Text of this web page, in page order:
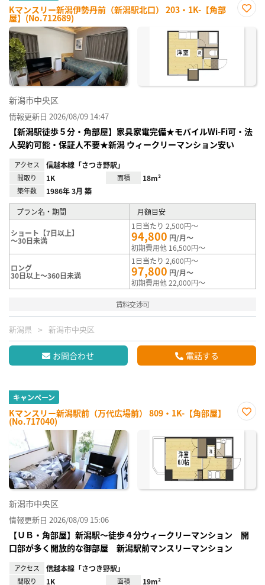
Kマンスリー新潟伊勢丹前（新潟駅北口） 203・1K-【角部
屋】(No.712689)
に入
新潟市中央区
情報更新日 2026/08/09 14:47
【新潟駅徒歩５分・角部屋】家具家電完備★モバイルWi-Fi可・法
人契約可能・保証人不要★新潟 ウィークリーマンション安い
アクセス 信越本線「さつき野駅」
間取り 1K 面積 18m²
築年数 1986年 3月 築
プラン名・期間 月額目安
ショート【7日以上】
～30日未満
1日当たり 2,500円～
94,800 円/月～
初期費用他 16,500円～
ロング
30日以上～360日未満
1日当たり 2,600円～
97,800 円/月～
初期費用他 22,000円～
賃料交渉可
新潟県 新潟市中央区
お問合わせ 電話する
キャンペーン
Kマンスリー新潟駅前（万代広場前） 809・1K-【角部屋】
(No.717040)
に入
新潟市中央区
情報更新日 2026/08/09 15:06
【ＵＢ・角部屋】新潟駅～徒歩４分ウィークリーマンション 開
口部が多く開放的な御部屋 新潟駅前マンスリーマンション
アクセス 信越本線「さつき野駅」
間取り 1K 面積 19m²